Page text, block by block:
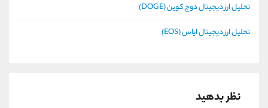
تحلیل ارز دیجیتال دوج کوین (DOGE)
تحلیل ارز دیجیتال ایاس (EOS)
نظر بدهید